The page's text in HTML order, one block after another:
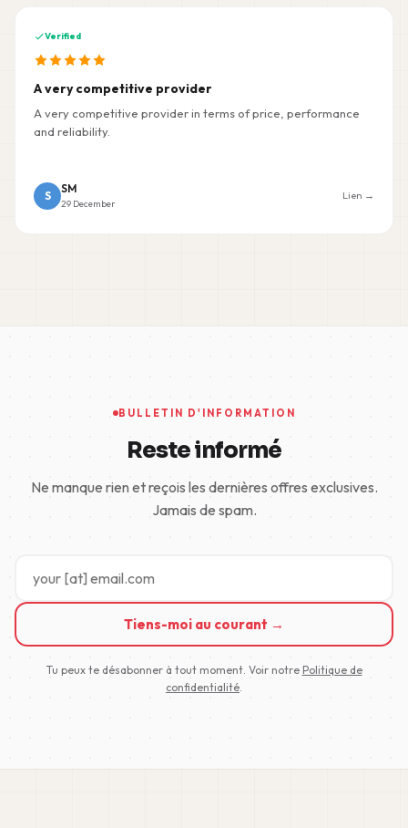
Verified
A very competitive provider
A very competitive provider in terms of price, performance
and reliability.
S
SM
29 December
Lien →
BULLETIN D'INFORMATION
Reste informé
Ne manque rien et reçois les dernières offres exclusives.
Jamais de spam.
Tiens-moi au courant →
Tu peux te désabonner à tout moment. Voir notre Politique de
confidentialité